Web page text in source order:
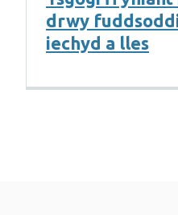
drwy
iechyd a lles